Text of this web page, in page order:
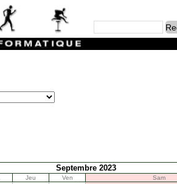
Septembre 2023
Jeu Ven Sam